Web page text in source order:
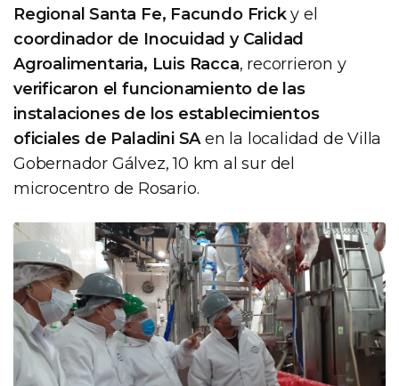
Regional Santa Fe, Facundo Fricky el
coordinador de Inocuidad y Calidad
Agroalimentaria, Luis Racca, recorrieron y
verificaron el funcionamiento de las
instalaciones de los establecimientos
oficiales de Paladini SAen la localidad de Villa
Gobernador Gálvez, 10 km al sur del
microcentro de Rosario.